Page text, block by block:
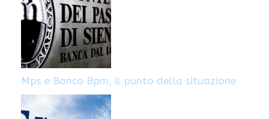
Mps e Banco Bpm, il punto della situazione